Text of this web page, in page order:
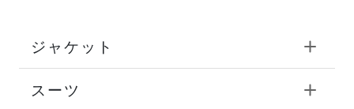
ジャケット
スーツ